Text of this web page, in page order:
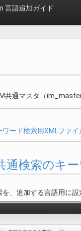
言語追加ガイド
共通マスタ（
ワード検索用XMLファ
通検索のキ
、追加する言語用に設